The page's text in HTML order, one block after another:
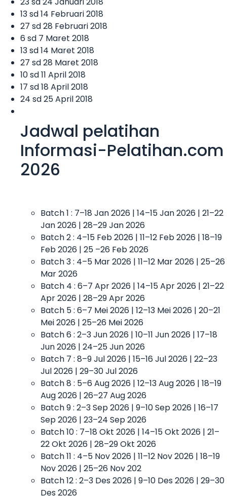
13 sd 14 Februari 2018
27 sd 28 Februari 2018
6 sd 7 Maret 2018
13 sd 14 Maret 2018
27 sd 28 Maret 2018
10 sd 11 April 2018
17 sd 18 April 2018
24 sd 25 April 2018
Jadwal pelatihan
Informasi-Pelatihan.com
2026
Batch 1 : 7–18 Jan 2026 | 14–15 Jan 2026 | 21–22
Jan 2026 | 28–29 Jan 2026
Batch 2 : 4–15 Feb 2026 | 11–12 Feb 2026 | 18–19
Feb 2026 | 25 –26 Feb 2026
Batch 3 : 4–5 Mar 2026 | 11–12 Mar 2026 | 25–26
Mar 2026
Batch 4 : 6–7 Apr 2026 | 14–15 Apr 2026 | 21–22
Apr 2026 | 28–29 Apr 2026
Batch 5 : 6–7 Mei 2026 | 12–13 Mei 2026 | 20–21
Mei 2026 | 25–26 Mei 2026
Batch 6 : 2–3 Jun 2026 | 10–11 Jun 2026 | 17–18
Jun 2026 | 24–25 Jun 2026
Batch 7 : 8–9 Jul 2026 | 15–16 Jul 2026 | 22–23
Jul 2026 | 29–30 Jul 2026
Batch 8 : 5–6 Aug 2026 | 12–13 Aug 2026 | 18–19
Aug 2026 | 26–27 Aug 2026
Batch 9 : 2–3 Sep 2026 | 9–10 Sep 2026 | 16–17
Sep 2026 | 23–24 Sep 2026
Batch 10 : 7–18 Okt 2026 | 14–15 Okt 2026 | 21–
22 Okt 2026 | 28–29 Okt 2026
Batch 11 : 4–5 Nov 2026 | 11–12 Nov 2026 | 18–19
Nov 2026 | 25–26 Nov 202
Batch 12 : 2–3 Des 2026 | 9–10 Des 2026 | 29–30
Des 2026